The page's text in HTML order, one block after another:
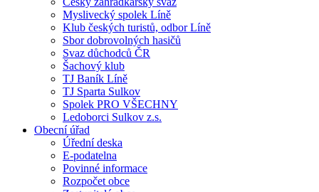
Myslivecký spolek Líně
Klub českých turistů, odbor Líně
Sbor dobrovolných hasičů
Svaz důchodců ČR
Šachový klub
TJ Baník Líně
TJ Sparta Sulkov
Spolek PRO VŠECHNY
Ledoborci Sulkov z.s.
Obecní úřad
Úřední deska
E-podatelna
Povinné informace
Rozpočet obce